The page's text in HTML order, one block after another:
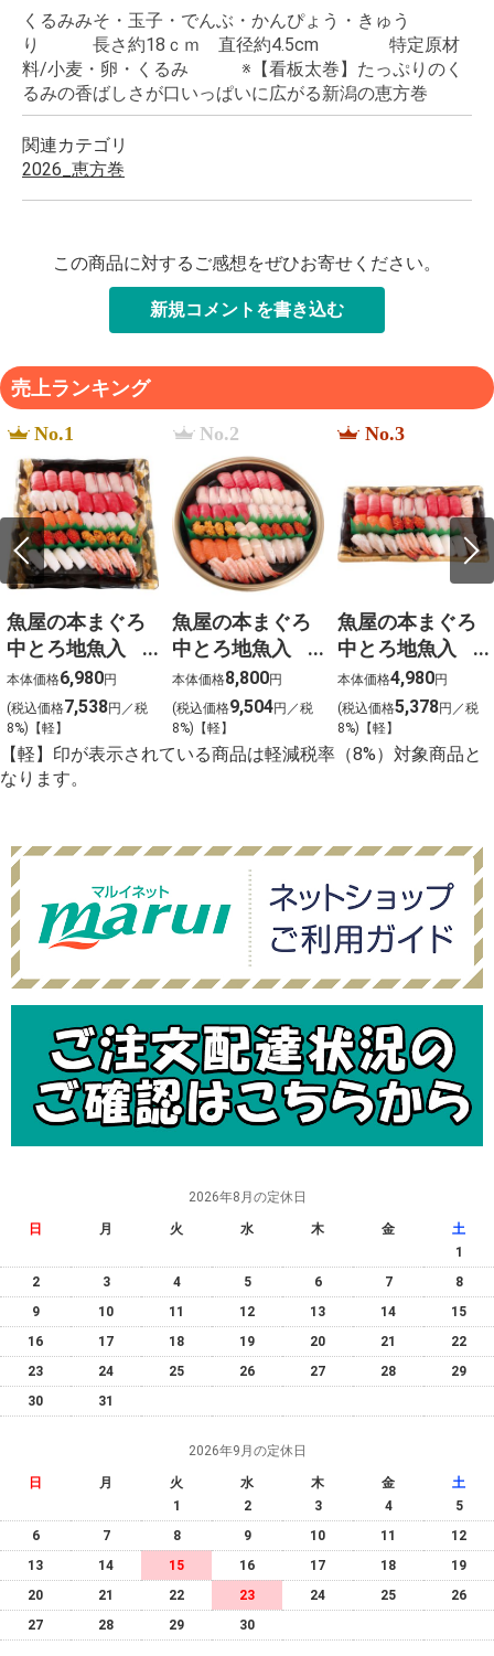
くるみみそ・玉子・でんぶ・かんぴょう・きゅう
り 長さ約18ｃｍ 直径約4.5cm 特定原材
料/小麦・卵・くるみ ※【看板太巻】たっぷりのく
るみの香ばしさが口いっぱいに広がる新潟の恵方巻
関連カテゴリ
2026_恵方巻
この商品に対するご感想をぜひお寄せください。
新規コメントを書き込む
売上ランキング
No.1
魚屋の本まぐろ
中とろ地魚入
上生寿司 宴
（うたげ）わさ
び抜き【g-2】
本体価格6,980円
(税込価格7,538円／税
8%)【軽】
No.2
魚屋の本まぐろ
中とろ地魚入
上生寿司 寿
（ことぶき）わ
さび抜き【g-1】
本体価格8,800円
(税込価格9,504円／税
8%)【軽】
No.3
魚屋の本まぐろ
中とろ地魚入
上生寿司 瑞穂
（みずほ）わさ
び抜き【g-3】
本体価格4,980円
(税込価格5,378円／税
8%)【軽】
【軽】印が表示されている商品は軽減税率（8%）対象商品と
なります。
2026年8月の定休日
日 月 火 水 木 金
土
1
2
3 4 5 6 7
8
9
10 11 12 13 14
15
16
17 18 19 20 21
22
23
24 25 26 27 28
29
30
31
2026年9月の定休日
日 月 火 水 木 金
土
1
2 3 4
5
6
7 8 9 10 11
12
13
14 15 16 17 18
19
20
21 22 23 24 25
26
27
28 29 30